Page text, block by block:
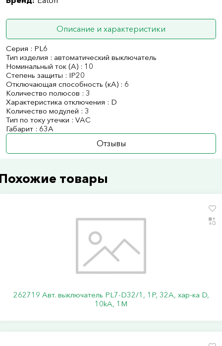
Описание и характеристики
Серия : PL6
Тип изделия : автоматический выключатель
Номинальный ток (А) : 10
Степень защиты : IP20
Отключающая способность (кА) : 6
Количество полюсов : 3
Характеристика отключения : D
Количество модулей : 3
Тип по току утечки : VAC
Габарит : 63А
Отзывы
товары
262719 Авт. выключатель PL7-D32/1, 1P, 32A, хар-ка D,
10kA, 1M